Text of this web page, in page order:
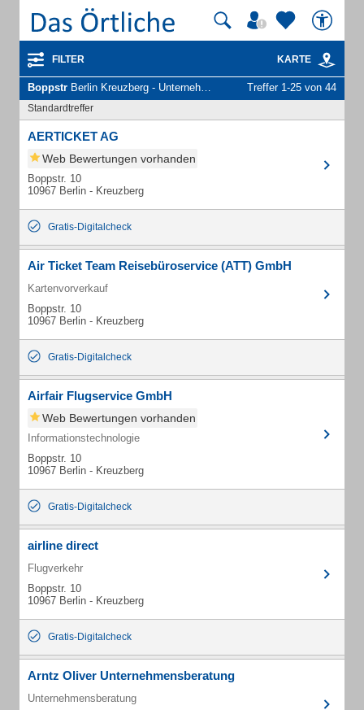
FILTER KARTE
Boppstr Berlin Kreuzberg - Unternehmen und Personen Treffer 1-25 von 44
Standardtreffer
AERTICKET AG
Web Bewertungen vorhanden
Boppstr. 10
10967 Berlin - Kreuzberg
Gratis-Digitalcheck
Air Ticket Team Reisebüroservice (ATT) GmbH
Kartenvorverkauf
Boppstr. 10
10967 Berlin - Kreuzberg
Gratis-Digitalcheck
Airfair Flugservice GmbH
Web Bewertungen vorhanden
Informationstechnologie
Boppstr. 10
10967 Berlin - Kreuzberg
Gratis-Digitalcheck
airline direct
Flugverkehr
Boppstr. 10
10967 Berlin - Kreuzberg
Gratis-Digitalcheck
Arntz Oliver Unternehmensberatung
Unternehmensberatung